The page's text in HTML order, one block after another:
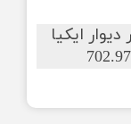
ایکیا